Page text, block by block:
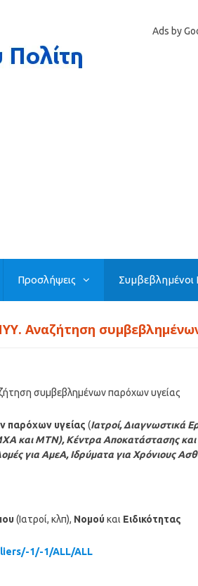
Ads by
Προσλήψεις
Αναζήτηση
συμβεβλημένων παρόχων υγείας
παρόχων υγείας (Ιατροί, Διαγνωστικά
και ΜΤΝ), Κέντρα Αποκατάστασης και
για ΑμεΑ, Ιδρύματα για Χρόνιους
(Ιατροί, κλπ), Νομούκαι Ειδικότητας
1/-1/ALL/ALL